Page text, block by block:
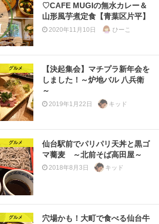
♡CAFE MUGIの無水カレー＆
山形風芋煮定食【青葉区片平】
2020年11月10日 ひーこ
グルメ
【決起集会】マチプラ新年会を
しました！～炉地バル 八兵衛
～
2019年1月22日 キッド
グルメ
仙台駅前でパリパリ天丼と黒ゴ
マ蕎麦 ～北前そば高田屋～
2018年8月3日 キッド
グルメ
穴場かも！大町で食べる仙台牛